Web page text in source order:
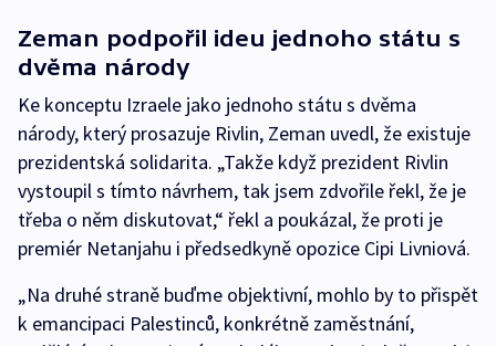
Zeman podpořil ideu jednoho státu s
dvěma národy
Ke konceptu Izraele jako jednoho státu s dvěma
národy, který prosazuje Rivlin, Zeman uvedl, že existuje
prezidentská solidarita. „Takže když prezident Rivlin
vystoupil s tímto návrhem, tak jsem zdvořile řekl, že je
třeba o něm diskutovat,“ řekl a poukázal, že proti je
premiér Netanjahu i předsedkyně opozice Cipi Livniová.
„Na druhé straně buďme objektivní, mohlo by to přispět
k emancipaci Palestinců, konkrétně zaměstnání,